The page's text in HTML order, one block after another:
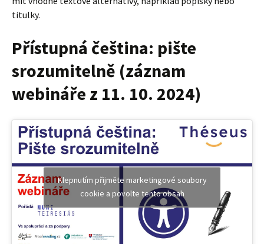
titulky.
Přístupná čeština: pište
srozumitelně (záznam
webináře z 11. 10. 2024)
Klepnutím přijměte marketingové soubory
cookie a povolte tento obsah